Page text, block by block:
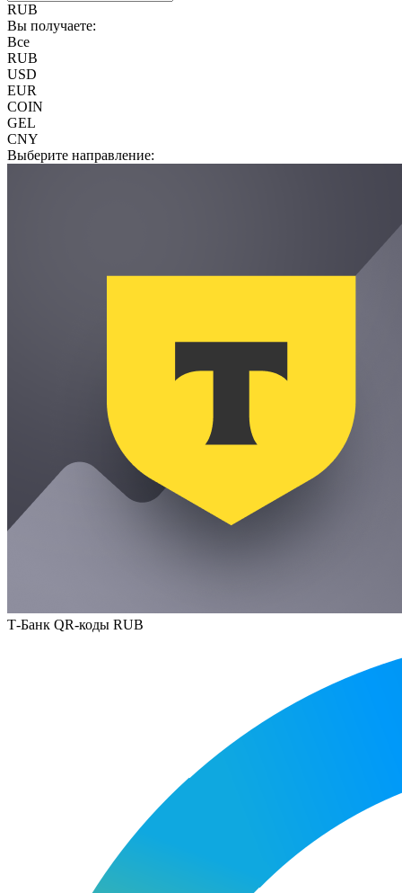
RUB
Вы получаете:
Все
RUB
USD
EUR
COIN
GEL
CNY
Выберите направление:
Т-Банк QR-коды RUB